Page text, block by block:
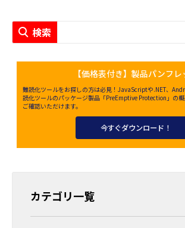
【価格表付き】製品パンフレ
難読化ツールをお探しの方は必見！JavaScriptや.NET、
読化ツールのパッケージ製品「PreEmptive Protection」の
ご確認いただけます。
今すぐダウンロード！
カテゴリ一覧